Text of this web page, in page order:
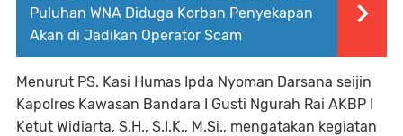
Puluhan WNA Diduga Korban Penyekapan
Akan di Jadikan Operator Scam
Menurut PS. Kasi Humas Ipda Nyoman Darsana seijin
Kapolres Kawasan Bandara I Gusti Ngurah Rai AKBP I
Ketut Widiarta, S.H., S.I.K., M.Si., mengatakan kegiatan